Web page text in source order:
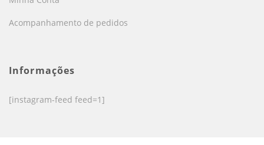
Acompanhamento de pedidos
Informações
[instagram-feed feed=1]